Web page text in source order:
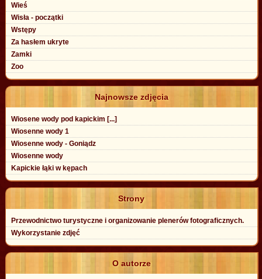
Wieś
Wisła - początki
Wstępy
Za hasłem ukryte
Zamki
Zoo
Najnowsze zdjęcia
Wiosene wody pod kapickim [...]
Wiosenne wody 1
Wiosenne wody - Goniądz
Wiosenne wody
Kapickie łąki w kępach
Strony
Przewodnictwo turystyczne i organizowanie plenerów fotograficznych.
Wykorzystanie zdjęć
O autorze